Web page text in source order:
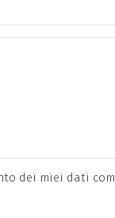
dei miei dati